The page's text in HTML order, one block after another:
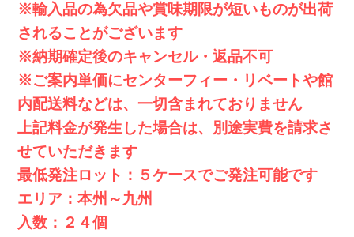
※輸入品の為欠品や賞味期限が短いものが出荷
されることがございます
※納期確定後のキャンセル・返品不可
※ご案内単価にセンターフィー・リベートや館
内配送料などは、一切含まれておりません
上記料金が発生した場合は、別途実費を請求さ
せていただきます
最低発注ロット：５ケースでご発注可能です
エリア：本州～九州
入数：２４個